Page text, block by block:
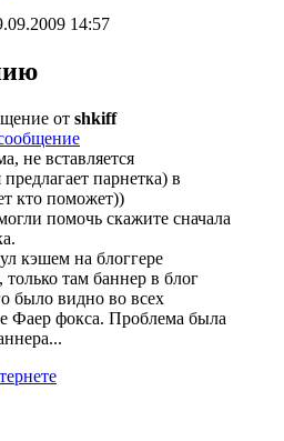
14:57
от shkiff
не вставляется
парнетка) в
кто поможет))
помочь скажите сначала
кэшем на блоггере
там баннер в блог
было видно во всех
Фаер фокса. Проблема была